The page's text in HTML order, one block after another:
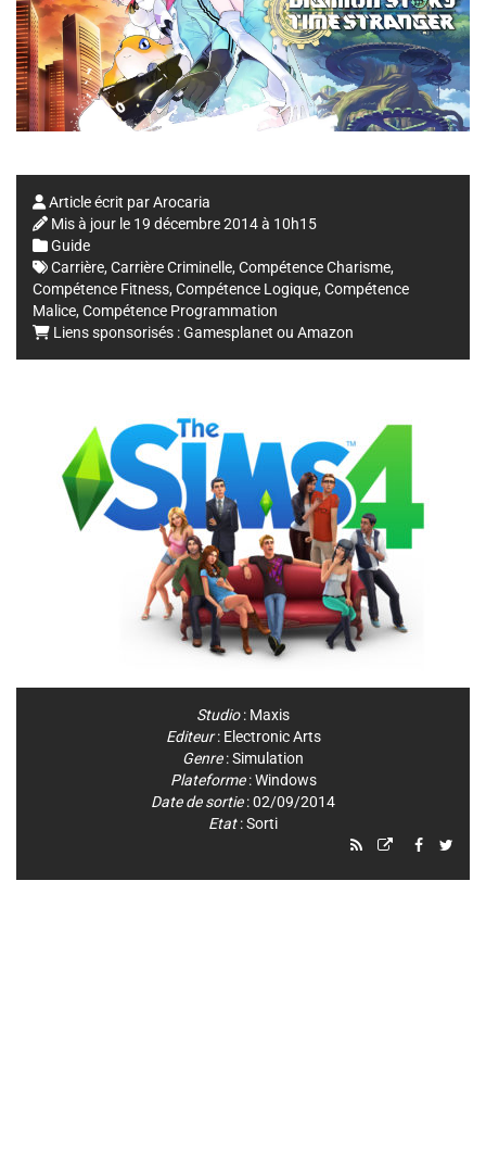
Article écrit parArocaria
Mis à jour le 19 décembre 2014 à 10h15
Guide
Carrière, Carrière Criminelle, Compétence Charisme,
Compétence Fitness, Compétence Logique, Compétence
Malice, Compétence Programmation
Liens sponsorisés :Gamesplanet ou Amazon
Studio: Maxis
Editeur: Electronic Arts
Genre:Simulation
Plateforme:Windows
Date de sortie: 02/09/2014
Etat: Sorti